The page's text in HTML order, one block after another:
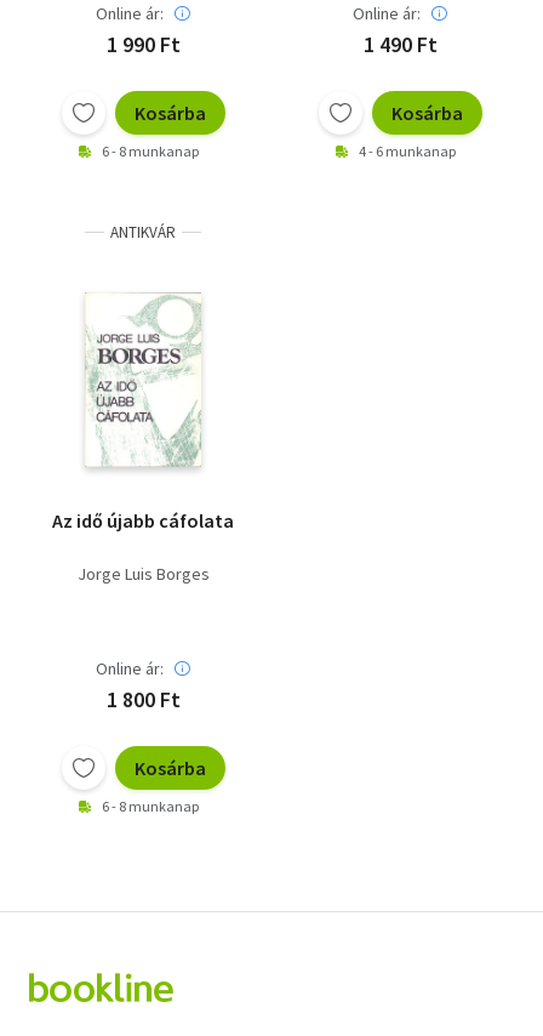
Online ár:
1 990 Ft
Kosárba
6 - 8 munkanap
Online ár:
1 490 Ft
Kosárba
4 - 6 munkanap
ANTIKVÁR
Az idő újabb cáfolata
Jorge Luis Borges
Online ár:
1 800 Ft
Kosárba
6 - 8 munkanap